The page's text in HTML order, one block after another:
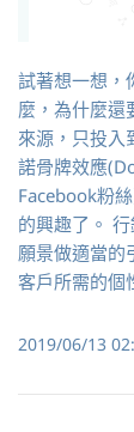
試著想一想，
麼，為什麼還
來源，只投入
諾骨牌效應
Facebook粉
的興趣了。
願景做適當的
客戶所需的個
2019/06/13